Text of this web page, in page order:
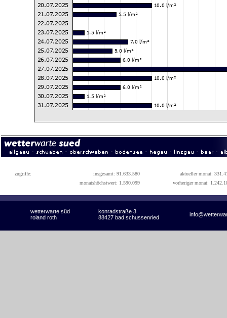
zugriffe: insgesamt: 91.633.580
aktueller monat:
monatshöchstwert: 1.590.099
vorheriger monat:
wetterwarte süd konradstraße 3
roland roth 88427 bad schussenried